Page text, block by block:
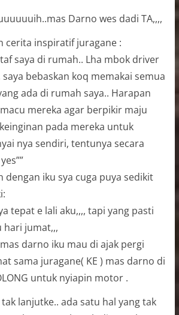
Darno wes dadi TA,,,,
cerita inspiratif juragane :
saya di rumah.. Lha mbok driver
bebaskan koq memakai semua
ada di rumah saya.. Harapan
mereka agar berpikir maju
pada mereka untuk
nya sendiri, tentunya secara
dengan iku sya cuga puya sedikit
tepat e lali aku,,,, tapi yang pasti
hari jumat,,,
darno iku mau di ajak pergi
sama juragane( KE ) mas darno di
untuk nyiapin motor .
lanjutke.. ada satu hal yang tak